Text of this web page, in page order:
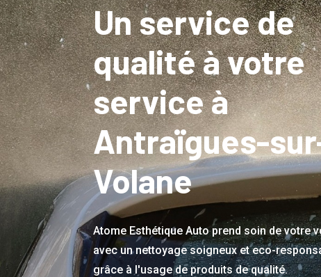
Un service de
qualité à votre
service à
Antraïgues-
Volane
Atome Esthétique Auto prend soin de votre
avec un nettoyage soigneux et eco-
grâce à l'usage de produits de qualité.